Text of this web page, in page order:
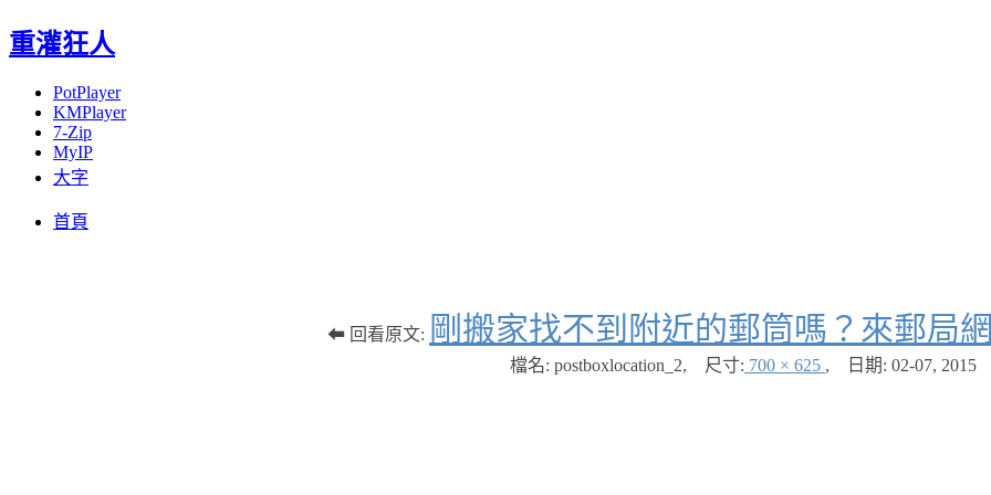
重灌狂人
PotPlayer
KMPlayer
7-Zip
MyIP
大字
首頁
⬅ 回看原文: 剛搬家找不到附近的郵筒嗎？來郵局
檔名: postboxlocation_2, 尺寸: 700 × 625 , 日期: 02-07, 2015